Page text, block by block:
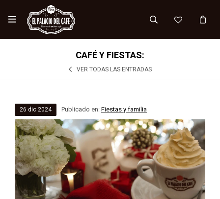

CAFÉ Y FIESTAS:
VER TODAS LAS ENTRADAS
26 dic 2024 Publicado en: Fiestas y familia